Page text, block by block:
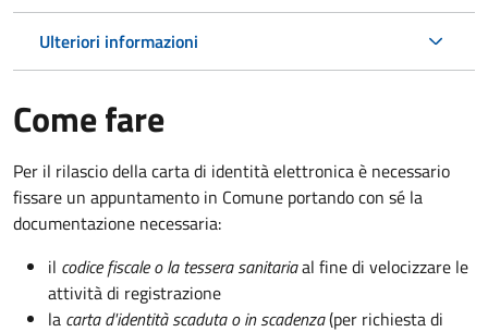
Ulteriori informazioni
Come fare
Per il rilascio della carta di identità elettronica è necessario
fissare un appuntamento in Comune portando con sé la
documentazione necessaria:
il codice fiscale o la tessera sanitariaal fine di velocizzare le
attività di registrazione
la carta d'identità scaduta o in scadenza(per richiesta di